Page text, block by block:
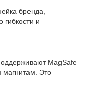
бренда,
и
MagSafe
магнитам. Это